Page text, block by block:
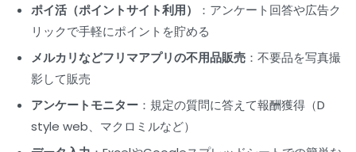
ポイ活（ポイントサイト利用）
：アンケート回答や広告ク
リックで手軽にポイントを貯める
メルカリなどフリマアプリの不用品販売 ：不要品を写真撮
影して販売
アンケートモニター ：規定の質問に答えて報酬獲得（D
style web、マクロミルなど）